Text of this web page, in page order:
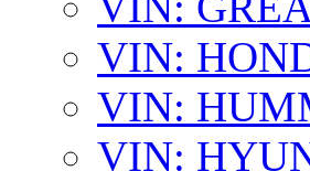
VIN:
VIN:
VIN: